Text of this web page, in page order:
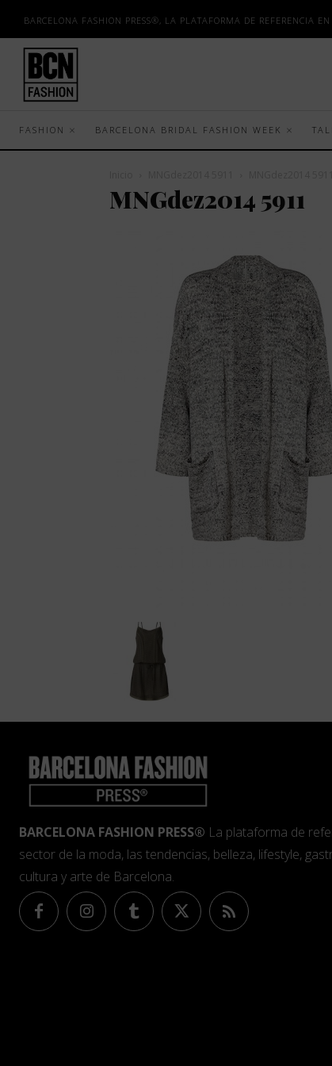
BARCELONA FASHION PRESS®, LA PLATAFORMA DE REFERENCIA
FASHION BARCELONA BRIDAL FASHION WEEK
MNGdez2014 5911
BARCELONA FASHION PRESS® La plataforma de
sector de la moda, las tendencias, belleza, lifestyle,
cultura y arte de Barcelona.